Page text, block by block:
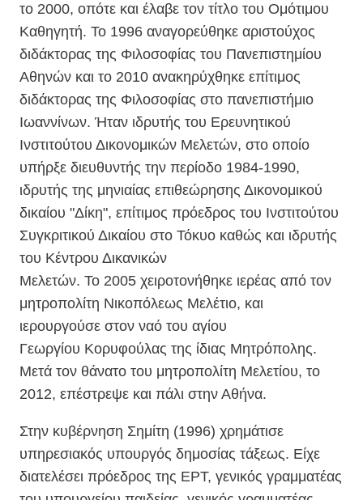
το 2000, οπότε και έλαβε τον τίτλο του Ομότιμου
Καθηγητή. Το 1996 αναγορεύθηκε αριστούχος
διδάκτορας της Φιλοσοφίας του Πανεπιστημίου
Αθηνών και το 2010 ανακηρύχθηκε επίτιμος
διδάκτορας της Φιλοσοφίας στο πανεπιστήμιο
Ιωαννίνων. Ήταν ιδρυτής του Ερευνητικού
Ινστιτούτου Δικονομικών Μελετών, στο οποίο
υπήρξε διευθυντής την περίοδο 1984-1990,
ιδρυτής της μηνιαίας επιθεώρησης Δικονομικού
δικαίου "Δίκη", επίτιμος πρόεδρος του Ινστιτούτου
Συγκριτικού Δικαίου στο Τόκυο καθώς και ιδρυτής
του Κέντρου Δικανικών
Μελετών. Το 2005 χειροτονήθηκε ιερέας από τον
μητροπολίτη Νικοπόλεως Μελέτιο, και
ιερουργούσε στον ναό του αγίου
Γεωργίου Κορυφούλας της ίδιας Μητρόπολης.
Μετά τον θάνατο του μητροπολίτη Μελετίου, το
2012, επέστρεψε και πάλι στην Αθήνα.
Στην κυβέρνηση Σημίτη (1996) χρημάτισε
υπηρεσιακός υπουργός δημοσίας τάξεως. Είχε
διατελέσει πρόεδρος της ΕΡΤ, γενικός γραμματέας